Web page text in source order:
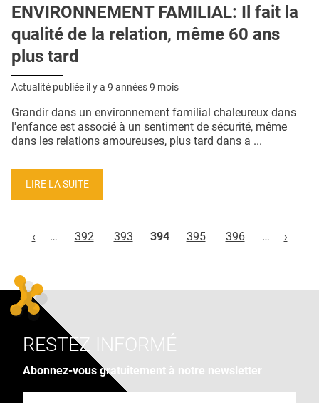
ENVIRONNEMENT FAMILIAL: Il fait la
qualité de la relation, même 60 ans
plus tard
Actualité publiée il y a 9 années 9 mois
Grandir dans un environnement familial chaleureux dans
l'enfance est associé à un sentiment de sécurité, même
dans les relations amoureuses, plus tard dans a ...
LIRE LA SUITE
‹
… 392 393 394 395 396 … ›
RESTEZ INFORMÉ
Abonnez-vous gratuitement à notre newsletter